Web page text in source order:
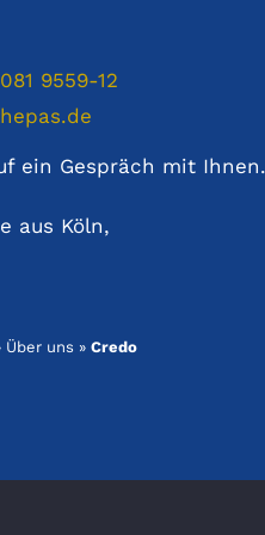
9559-12
ein Gespräch mit Ihnen.
aus Köln,
Über uns » Credo